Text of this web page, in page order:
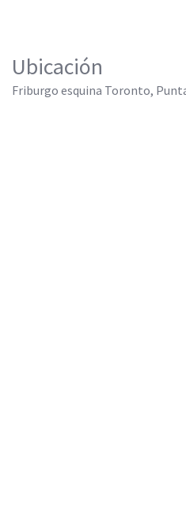
Ubicación
Friburgo esquina Toronto,